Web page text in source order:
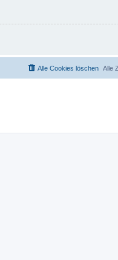
Alle
Alle Cookies löschen